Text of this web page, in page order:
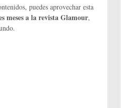
puedes aprovechar esta
meses a la revista Glamour,